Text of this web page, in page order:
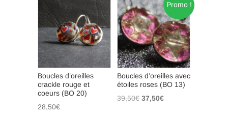
Boucles d’oreilles
crackle rouge et
coeurs (BO 20)
28,50€
Promo !
Boucles d’oreilles avec
étoiles roses (BO 13)
39,50€ Le
37,50€Le